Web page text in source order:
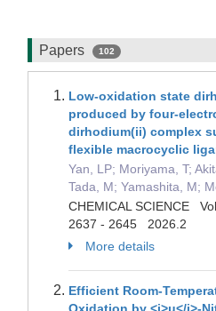
Papers 102
Low-oxidation state
produced by four-
dirhodium(ii) complex
flexible macrocyclic
Yan, LP; Moriyama, T;
Tada, M; Yamashita, M;
CHEMICAL SCIENCE
2637 - 2645 2026.2
More details
Efficient Room-